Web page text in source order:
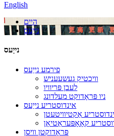
English
היים
נייַעס
נייַעס
פירמע נייַעס
וויכטיק געשעעניש
לעבן פּריוויו
ניו פּראָדוקט מעלדונג
אינדוסטריע נייַעס
אַקטיוויטעטן
קאָאָפּעראַטיאָן
פּראָדוקטן וויסן